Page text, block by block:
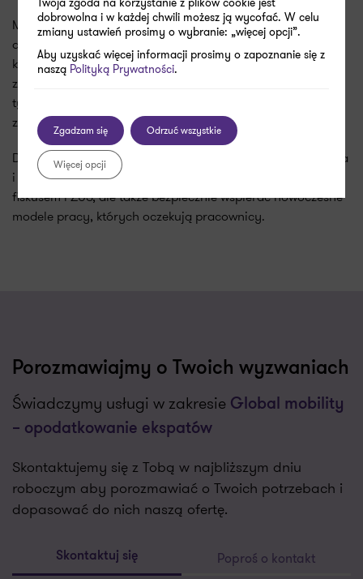
Mobilność pracowników w 2026 r. to obszar, w którym
decyzje operacyjne bardzo szybko przekładają się na
konsekwencje podatkowe i składkowe. Praca zdalna z
zagranicy, delegacje i oddelegowania wymagają dziś nie
tylko elastyczności, ale przede wszystkim świadomego
zarządzania ryzykiem.
Dobrze zaprojektowane procedury, właściwa dokumentacja
i bieżące doradztwo pozwalają nie tylko uniknąć sporów z
fiskusem i ZUS, ale także bezpiecznie wspierać nowoczesne
modele pracy, których oczekują pracownicy.
Porozmawiajmy o Twoich wyzwaniach
Świadczymy usługi w zakresie Global mobility
– opodatkowanie ekspatów
Skontaktujemy się z Tobą w najbliższym dniu
roboczym aby porozmawiać o Twoich potrzebach i
dopasować do nich naszą ofertę.
Skontaktuj się Poproś o kontakt
dobrowolna i w każdej chwili możesz ją wycofać. W celu
zmiany ustawień prosimy o wybranie: „więcej opcji”.
Aby uzyskać więcej informacji prosimy o zapoznanie się z
naszą Polityką Prywatności.
Zgadzam się Odrzuć wszystkie
Więcej opcji